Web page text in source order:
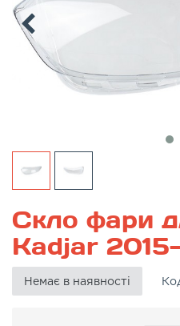
Скло фари
Kadjar
Немає в наявності